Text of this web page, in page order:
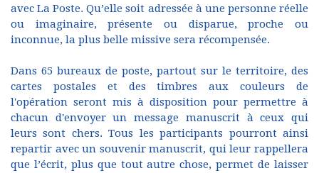
avec La Poste. Qu’elle soit adressée à une personne réelle
ou imaginaire, présente ou disparue, proche ou
inconnue, la plus belle missive sera récompensée.
Dans 65 bureaux de poste, partout sur le territoire, des
cartes postales et des timbres aux couleurs de
l'opération seront mis à disposition pour permettre à
chacun d'envoyer un message manuscrit à ceux qui
leurs sont chers. Tous les participants pourront ainsi
repartir avec un souvenir manuscrit, qui leur rappellera
que l’écrit, plus que tout autre chose, permet de laisser